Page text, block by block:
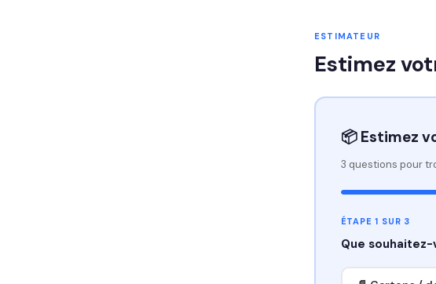
ESTIMATEUR
Estimez
📦 Estimez
3 questions pour
ÉTAPE 1 SUR 3
Que